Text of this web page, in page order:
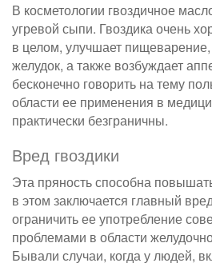
В косметологии гвоздичное
угревой сыпи. Гвоздика очень
в целом, улучшает пищеварение,
желудок, а также возбуждает
бесконечно говорить на тему
области ее применения в
практически безграничны.
Вред гвоздики
Эта пряность способна
в этом заключается главный
ограничить ее употребление
проблемами в области
Бывали случаи, когда у людей,